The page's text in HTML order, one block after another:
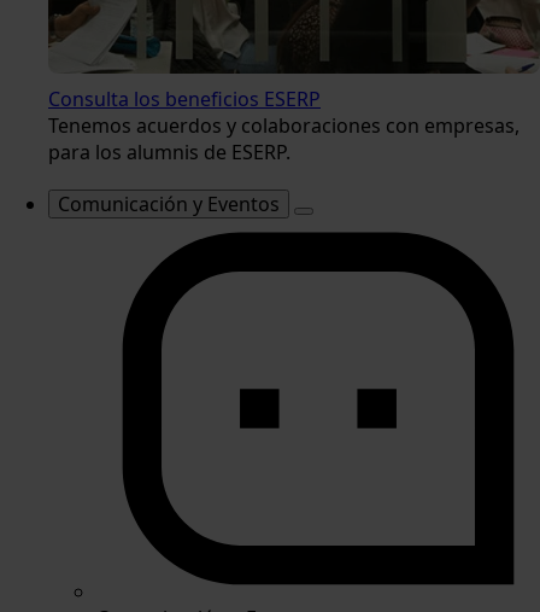
Consulta los beneficios ESERP
Tenemos acuerdos y colaboraciones con empresas,
para los alumnis de ESERP.
Comunicación y Eventos